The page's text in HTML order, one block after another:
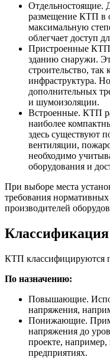
Отдельностоящие.
размещение КТП в
максимальную
облегчает доступ
Пристроенные
зданию снаружи.
строительство,
инфраструктура.
дополнительных
и шумоизоляции.
Встроенные. КТП
наиболее
здесь существуют
вентиляции,
необходимо
оборудования и
При выборе места
требования
производителей
КТП классифицируются
По назначению:
Повышающие.
напряжения,
Понижающие.
напряжения до
проекте,
предприятиях.